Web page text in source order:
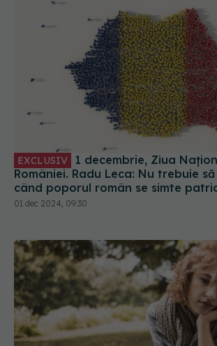
EXCLUSIV
României. Radu Leca: Nu trebuie
când poporul român se simte
01 dec 2024, 09:30